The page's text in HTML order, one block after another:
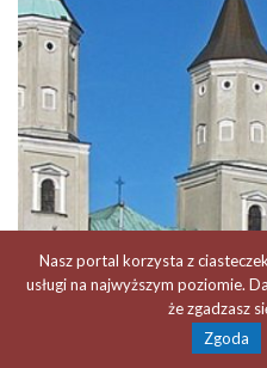
Nasz portal korzysta z
usługi na najwyższym poziomie.
że zgadzasz
Zgoda